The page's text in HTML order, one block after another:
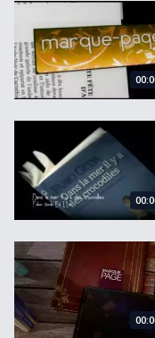
Marque-page - Vie
Marque-Page -
Marque-page -